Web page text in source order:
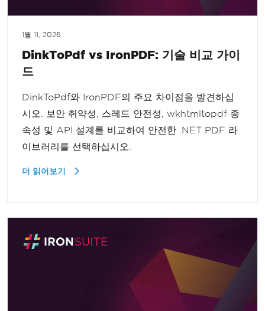
1월 11, 2026
DinkToPdf vs IronPDF: 기술 비교 가이
드
DinkToPdf와 IronPDF의 주요 차이점을 발견하십
시오. 보안 취약성, 스레드 안전성, wkhtmltopdf 종
속성 및 API 설계를 비교하여 안전한 .NET PDF 라
이브러리를 선택하십시오.
더 읽어보기